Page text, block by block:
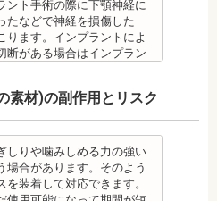
、嘔吐、アレルギー反応
中、矯正装置の周りなど、
しにくい部分ができるた
クが高くなります。
毎日丁寧なブラッシング、
ちます。
た場合は、矯正終了後に虫
は、矯正中に器具を一度外
じることがあります。
歯科医師に伝えてくださ
あとに、皮膚や口腔の粘膜
た場合は、速やかに歯科医
い。
分なスペースがない場合
射を行います。麻酔の中に
を上げる作用があるものも
問題がある方が使用する
こす場合があります。ま
た、冷たいものを飲んだと
あらわれる場合がありま
改善されます。長期間痛む
しましょう。
ーのある方、不安がある方
、歯科医師に伝えてくださ
あとに、皮膚や口腔の粘膜
た場合は、速やかに歯科医
い。
ント手術の際に下顎神経に
たなどで神経を損傷した
ります。インプラントによ
断がある場合はインプラン
を埋める際に、上顎洞を破
した時に感染が生じると蓄
す。この場合は、インプラ
ります。また、蓄膿症の治
療が必要な場合もありま
歯の治療とは異なり、外科
素材)の副作用とリスク
しりや噛みしめる力の強い
場合があります。そのよう
装着して対応できます。